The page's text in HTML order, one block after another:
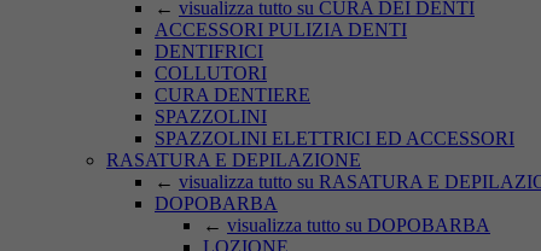
← visualizza tutto su CURA DEI DENTI
ACCESSORI PULIZIA DENTI
DENTIFRICI
COLLUTORI
CURA DENTIERE
SPAZZOLINI
SPAZZOLINI ELETTRICI ED ACCESSORI
RASATURA E DEPILAZIONE
← visualizza tutto su RASATURA E
DOPOBARBA
← visualizza tutto su DOPOBARBA
LOZIONE